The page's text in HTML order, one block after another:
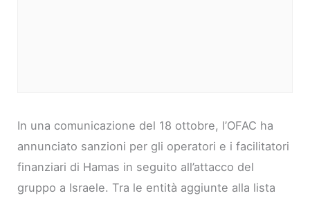
In una comunicazione del 18 ottobre, l’OFAC ha
annunciato sanzioni per gli operatori e i facilitatori
finanziari di Hamas in seguito all’attacco del
gruppo a Israele. Tra le entità aggiunte alla lista